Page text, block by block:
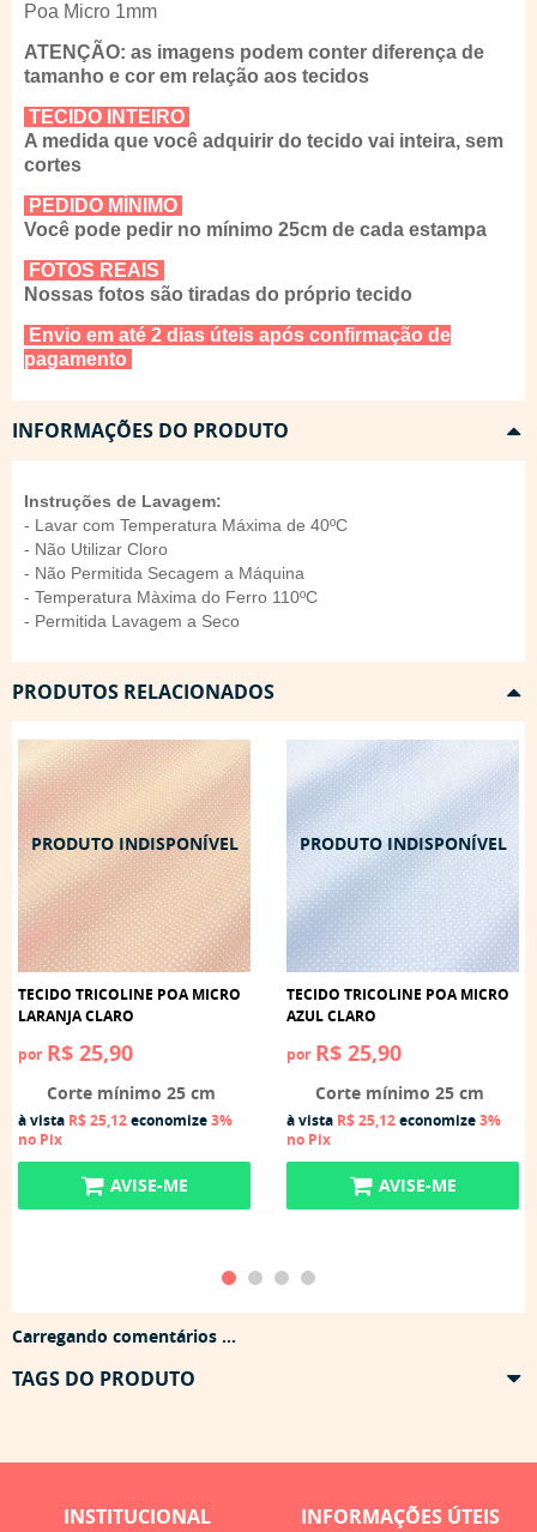
Poa Micro 1mm
ATENÇÃO: as imagens podem conter diferença de
tamanho e cor em relação aos tecidos
TECIDO INTEIRO
A medida que você adquirir do tecido vai inteira, sem
cortes
PEDIDO MÍNIMO
Você pode pedir no mínimo 25cm de cada estampa
FOTOS REAIS
Nossas fotos são tiradas do próprio tecido
Envio em até 2 dias úteis após confirmação de
pagamento
INFORMAÇÕES DO PRODUTO
Instruções de Lavagem:
- Lavar com Temperatura Máxima de 40ºC
- Não Utilizar Cloro
- Não Permitida Secagem a Máquina
- Temperatura Màxima do Ferro 110ºC
- Permitida Lavagem a Seco
PRODUTOS RELACIONADOS
TECIDO TRICOLINE POA MICRO
LARANJA CLARO
por R$ 25,90
Corte mínimo 25 cm
à vista R$ 25,12economize3%
no Pix
AVISE-ME
TECIDO TRICOLINE POA MICRO
AZUL CLARO
por R$ 25,90
Corte mínimo 25 cm
à vista R$ 25,12economize3%
no Pix
AVISE-ME
Carregando comentários ...
TAGS DO PRODUTO
INSTITUCIONAL INFORMAÇÕES ÚTEIS